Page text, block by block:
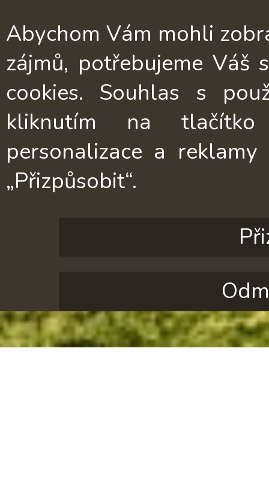
Abychom Vám mohli
zájmů, potřebujeme Váš
cookies. Souhlas s
kliknutím na tlačítko
personalizace a
„Přizpůsobit“.
Technický list
2026 ©
Vytvořeno s Evie.cz